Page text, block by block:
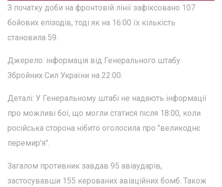
З початку доби на фронтовій лінії зафіксовано 107
бойових епізодів, тоді як на 16:00 їх кількість
становила 59.
Джерело: інформація від Генерального штабу
Збройних Сил України на 22:00.
Деталі: У Генеральному штабі не надають інформації
про можливі бої, що могли статися після 18:00, коли
російська сторона нібито оголосила про "великоднє
перемир'я".
Загалом противник завдав 95 авіаударів,
застосувавши 155 керованих авіаційних бомб. Також